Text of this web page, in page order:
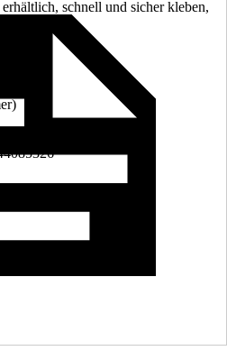
schnell und sicher kleben,